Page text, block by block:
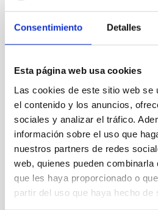
Consentimiento Detalles
Esta página web usa cookies
Las cookies de este sitio web se
el contenido y los anuncios,
sociales y analizar el tráfico.
información sobre el uso que
nuestros partners de redes
web, quienes pueden combinarla
que les haya proporcionado o
partir del uso que haya hecho de
El investigador Pere Pallá
la entrevista en el
Estrellas, junto al resto del
La sección divulgativa "El Cosmos
intervención deRaquel Conde,
desde una perspectiva pedagógica
Cosmos.